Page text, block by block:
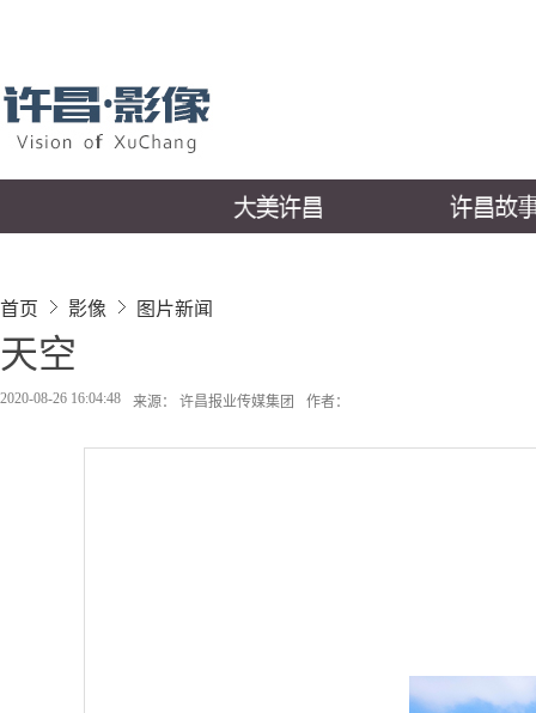
首页 影像 图片新闻
天空
2020-08-26 16:04:48 来源： 许昌报业传媒集团 作者：